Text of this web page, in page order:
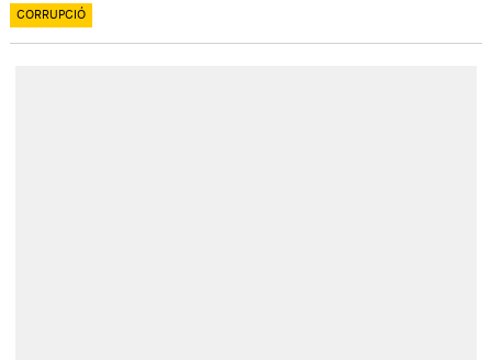
CORRUPCIÓ